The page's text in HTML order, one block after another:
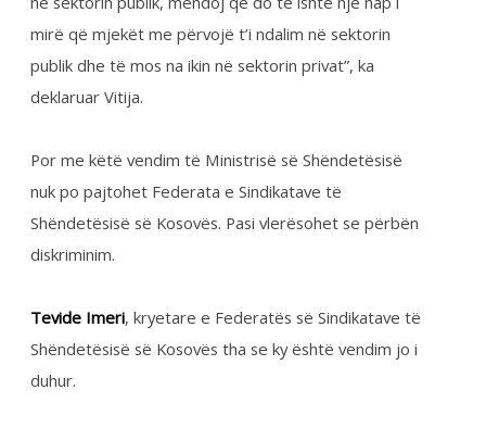
Tevide Imeri, kryetare e Federatës së Sindikatave të
Shëndetësisë së Kosovës tha se ky është vendim jo i
duhur.
është vendim jo i duhur per disa arsye. Në lidhje me
kanë vendosur të punojnë edhe në institucione
private për faktin se ata e plotësojnë fondin e orëve.
Prandaj edhe ne e konsiderojmë se është diskriminim
se kjo zgjedhje nuk ju është dhënë infermierëve”, ka
deklaruar ajo.